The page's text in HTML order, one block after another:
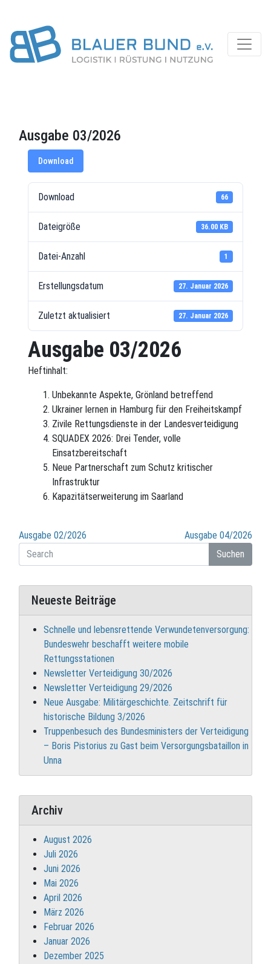
Ausgabe 03/2026
Download
Download 66
Dateigröße 36.00 KB
Datei-Anzahl 1
Erstellungsdatum 27. Januar 2026
Zuletzt aktualisiert 27. Januar 2026
Ausgabe 03/2026
Heftinhalt:
Unbekannte Aspekte, Grönland betreffend
Ukrainer lernen in Hamburg für den Freiheitskampf
Zivile Rettungsdienste in der Landesverteidigung
SQUADEX 2026: Drei Tender, volle
Einsatzbereitschaft
Neue Partnerschaft zum Schutz kritischer
Infrastruktur
Kapazitätserweiterung im Saarland
Beitragsnavigation
Ausgabe 02/2026
Ausgabe 04/2026
Suchen
Neueste Beiträge
Schnelle und lebensrettende Verwundetenversorgung:
Bundeswehr beschafft weitere mobile
Rettungsstationen
Newsletter Verteidigung 30/2026
Newsletter Verteidigung 29/2026
Neue Ausgabe: Militärgeschichte. Zeitschrift für
historische Bildung 3/2026
Truppenbesuch des Bundesministers der Verteidigung
– Boris Pistorius zu Gast beim Versorgungsbataillon in
Unna
Archiv
August 2026
Juli 2026
Juni 2026
Mai 2026
April 2026
März 2026
Februar 2026
Januar 2026
Dezember 2025